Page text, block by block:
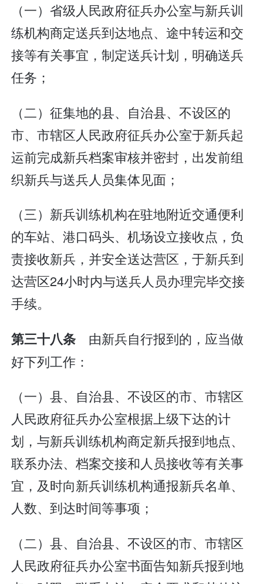
（一）省级人民政府征兵办公室与新兵训
练机构商定送兵到达地点、途中转运和交
接等有关事宜，制定送兵计划，明确送兵
任务；
（二）征集地的县、自治县、不设区的
市、市辖区人民政府征兵办公室于新兵起
运前完成新兵档案审核并密封，出发前组
织新兵与送兵人员集体见面；
（三）新兵训练机构在驻地附近交通便利
的车站、港口码头、机场设立接收点，负
责接收新兵，并安全送达营区，于新兵到
达营区24小时内与送兵人员办理完毕交接
手续。
第三十八条 由新兵自行报到的，应当做
好下列工作：
（一）县、自治县、不设区的市、市辖区
人民政府征兵办公室根据上级下达的计
划，与新兵训练机构商定新兵报到地点、
联系办法、档案交接和人员接收等有关事
宜，及时向新兵训练机构通报新兵名单、
人数、到达时间等事项；
（二）县、自治县、不设区的市、市辖区
人民政府征兵办公室书面告知新兵报到地